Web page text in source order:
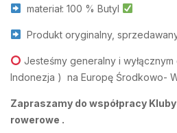
materiał: 100 % Butyl
Produkt oryginalny,
Jesteśmy generalny i
Indonezja ) na Europę Środkowo-
Zapraszamy do współpracy
rowerowe .